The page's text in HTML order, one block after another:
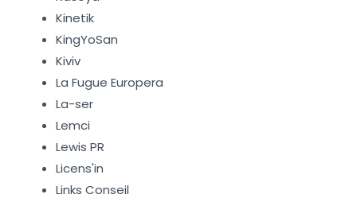
Kinetik
KingYoSan
Kiviv
La Fugue Europera
La-ser
Lemci
Lewis PR
Licens'in
Links Conseil